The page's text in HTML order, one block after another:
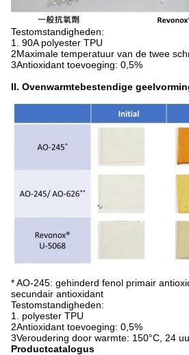
Testomstandigheden:
1. 90A polyester TPU
2Maximale temperatuur van de twee
3Antioxidant toevoeging: 0,5%
II. Ovenwarmtebestendige
* AO-245: gehinderd fenol primair
secundair antioxidant
Testomstandigheden:
1. polyester TPU
2Antioxidant toevoeging: 0,5%
3Veroudering door warmte: 150°C, 24
Productcatalogus